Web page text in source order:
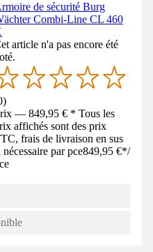
de sécurité Burg
Combi-Line CL 460
article n'a pas encore été
)
— 849,95 € * Tous les
affichés sont des prix
frais de livraison en sus
nécessaire par pce849,95 €*/